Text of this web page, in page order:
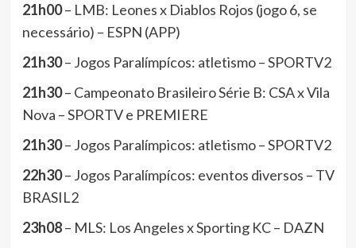
21h00– LMB: Leones x Diablos Rojos (jogo 6, se
necessário) – ESPN (APP)
21h30– Jogos Paralímpícos: atletismo – SPORTV2
21h30– Campeonato Brasileiro Série B: CSA x Vila
Nova – SPORTV e PREMIERE
21h30– Jogos Paralímpicos: atletismo – SPORTV2
22h30– Jogos Paralímpícos: eventos diversos – TV
BRASIL2
23h08– MLS: Los Angeles x Sporting KC – DAZN